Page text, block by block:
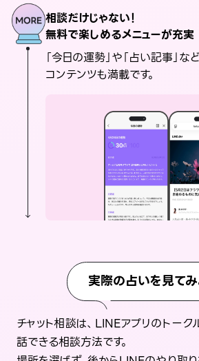
相談だけじゃない！
無料で楽しめるメニューが充実
「今日の運勢」や「占い記事」な
コンテンツも満載です。
実際の占いを見て
チャット相談は、LINEアプリのトー
話できる相談方法です。